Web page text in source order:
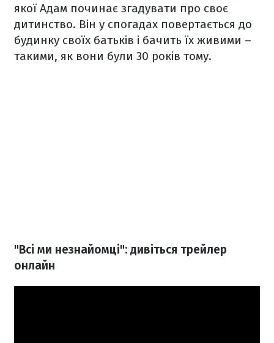
якої Адам починає згадувати про своє
дитинство. Він у спогадах повертається до
будинку своїх батьків і бачить їх живими –
такими, як вони були 30 років тому.
"Всі ми незнайомці": дивіться трейлер
онлайн